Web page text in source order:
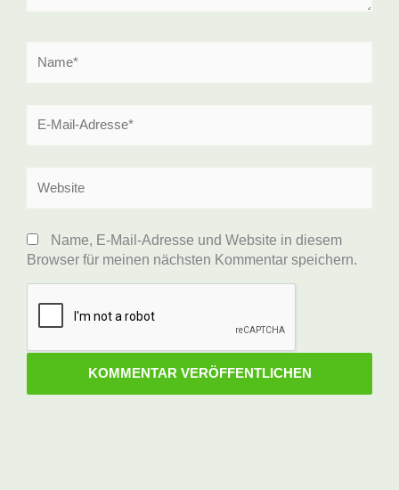
Mail-
Name, E-Mail-Adresse und Website in diesem
Browser für meinen nächsten Kommentar speichern.